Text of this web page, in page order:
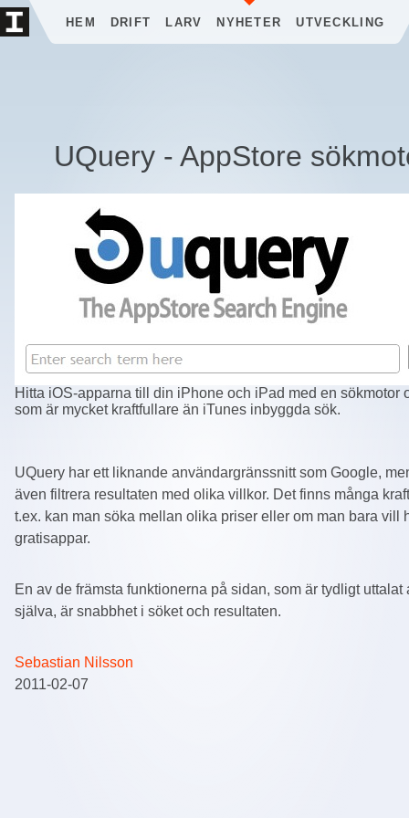
HEM DRIFT LARV NYHETER UTVECKLING
UQuery - AppStore
Hitta iOS-apparna till din iPhone och iPad med en sökmotor
som är mycket kraftfullare än iTunes inbyggda sök.
UQuery har ett liknande användargränssnitt som Google,
även filtrera resultaten med olika villkor. Det finns många
t.ex. kan man söka mellan olika priser eller om man bara vill
gratisappar.
En av de främsta funktionerna på sidan, som är tydligt uttalat
själva, är snabbhet i söket och resultaten.
Sebastian Nilsson
2011-02-07